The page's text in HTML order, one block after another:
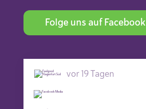
Folge uns auf Facebook
vor 19 Tagen